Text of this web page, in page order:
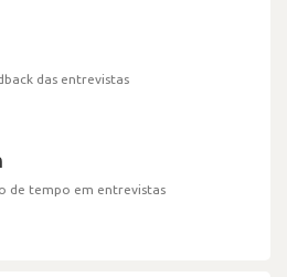
das entrevistas
de tempo em entrevistas